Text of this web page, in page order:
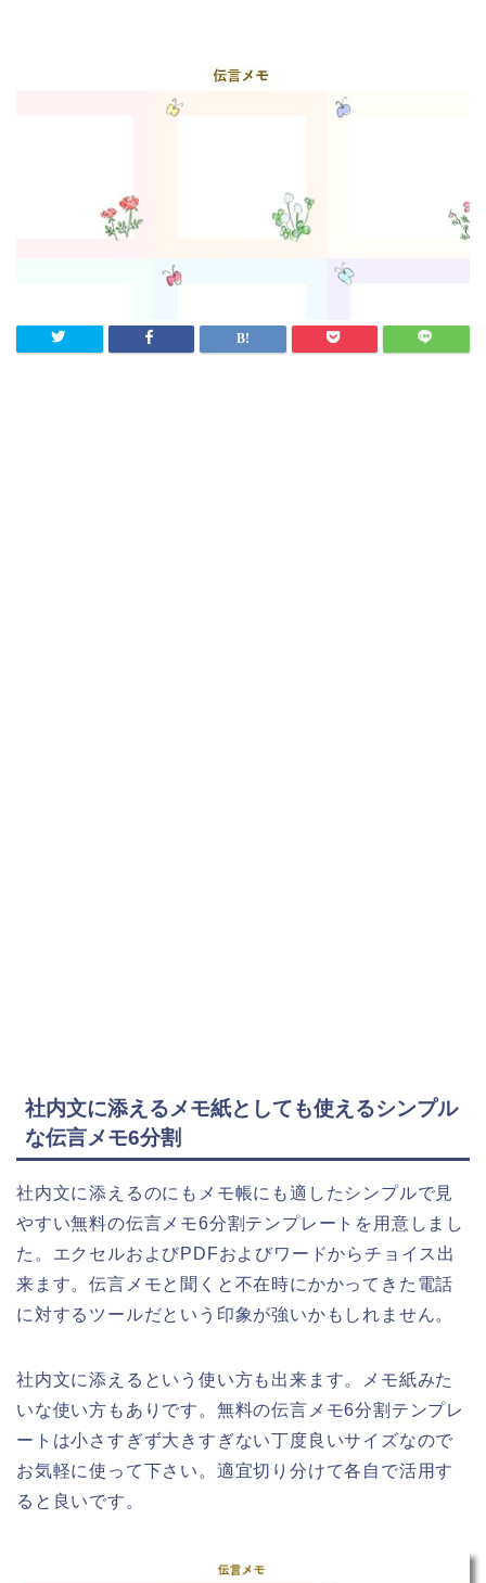
社内文に添えるメモ紙としても使えるシンプル
な伝言メモ6分割
社内文に添えるのにもメモ帳にも適したシンプルで見
やすい無料の伝言メモ6分割テンプレートを用意しまし
た。エクセルおよびPDFおよびワードからチョイス出
来ます。伝言メモと聞くと不在時にかかってきた電話
に対するツールだという印象が強いかもしれません。
社内文に添えるという使い方も出来ます。メモ紙みた
いな使い方もありです。無料の伝言メモ6分割テンプレ
ートは小さすぎず大きすぎない丁度良いサイズなので
お気軽に使って下さい。適宜切り分けて各自で活用す
ると良いです。